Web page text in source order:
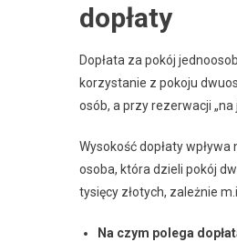
dopłaty
Dopłata za pokój
korzystanie z pokoju
osób, a przy rezerwacji
Wysokość dopłaty
osoba, która dzieli pokój
tysięcy złotych, zależnie
Na czym polega